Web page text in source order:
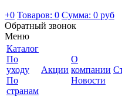
+0 Товаров: 0 Сумма: 0 руб
Обратный звонок
Меню
Каталог
По
уходу
По
странам
Акции
О
компании
Новости